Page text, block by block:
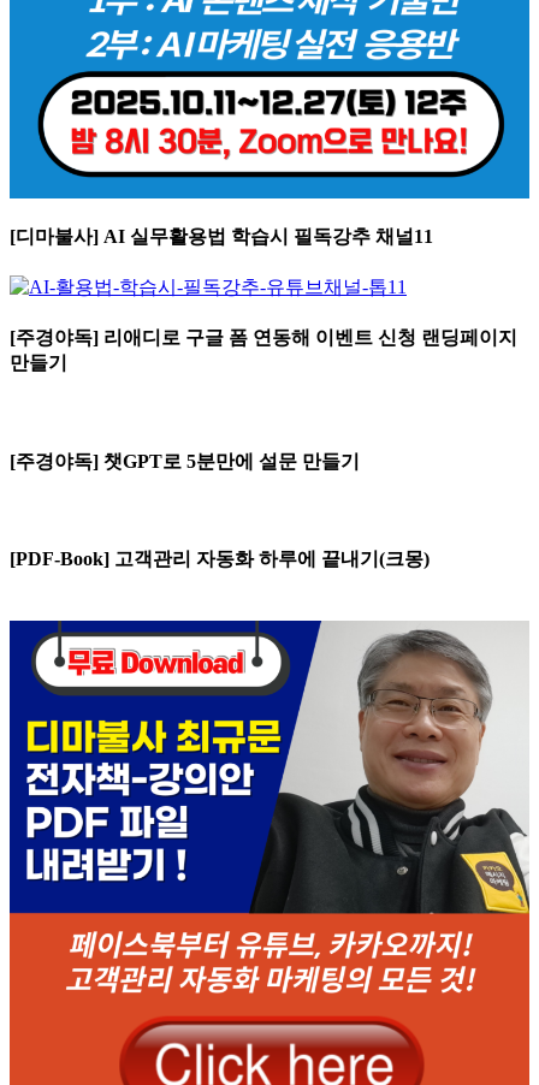
[디마불사] AI 실무활용법 학습시 필독강추 채널11
[주경야독] 리애디로 구글 폼 연동해 이벤트 신청 랜딩페이지
만들기
[주경야독] 챗GPT로 5분만에 설문 만들기
[PDF-Book] 고객관리 자동화 하루에 끝내기(크몽)